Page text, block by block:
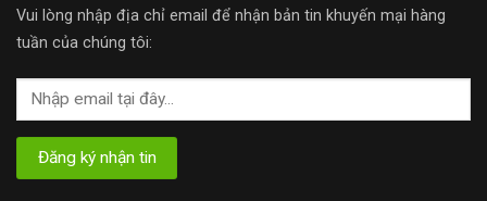
Vui lòng nhập địa chỉ email để nhận bản tin khuyến mại hàng
tuần của chúng tôi: